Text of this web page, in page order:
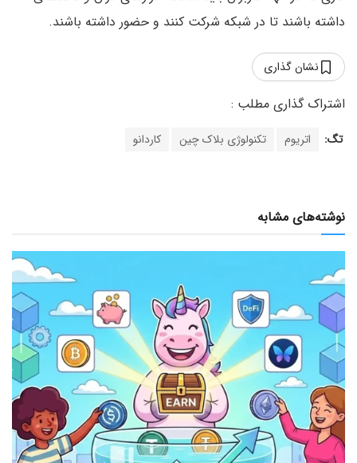
داشته باشند تا در شبکه شرکت کنند و حضور داشته باشند.
نشان گذاری
تگ: اتریوم تکنولوژی بلاک چین کاردانو
نوشته‌های مشابه